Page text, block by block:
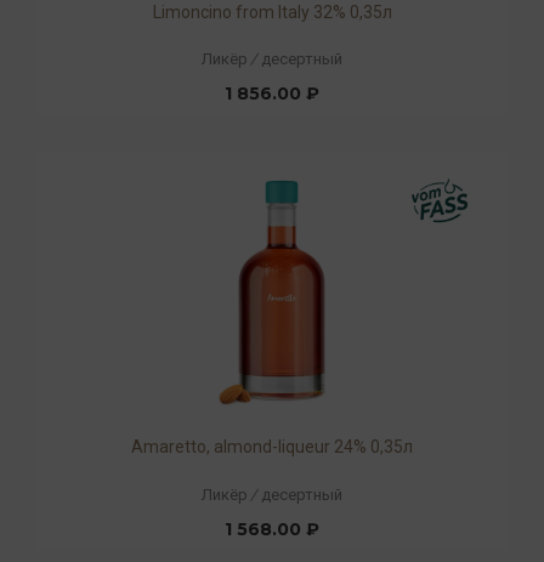
Limoncino from Italy 32% 0,35л
Ликёр / десертный
1 856.00 ₽
Amaretto, almond-liqueur 24% 0,35л
Ликёр / десертный
1 568.00 ₽